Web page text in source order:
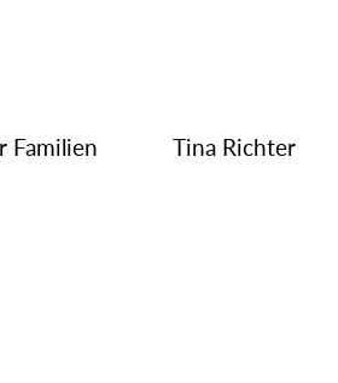
Familien Tina Richter